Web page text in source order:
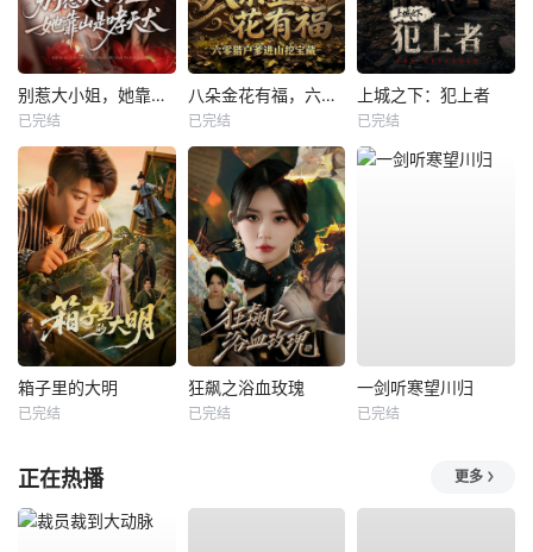
别惹大小姐，她靠山是哮天犬
已完结
八朵金花有福，六零猎户爹进山挖宝藏
已完结
上城之下：犯上者
已完结
箱子里的大明
已完结
狂飙之浴血玫瑰
已完结
一剑听寒望川归
已完结
正在热播 更多